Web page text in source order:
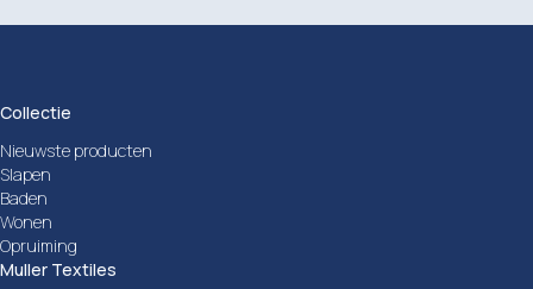
Collectie
Nieuwste producten
Slapen
Baden
Wonen
Opruiming
Muller Textiles